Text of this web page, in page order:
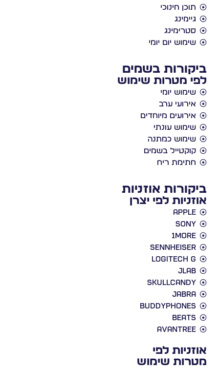
תוכן חינוכי
גיימינג
סטרימינג
שימוש יום יומי
ביקורות בשמים
לפי מטרות שימוש
שימוש יומי
אירועי ערב
אירועים מיוחדים
שימוש עונתי
שימוש כמתנה
קוקטייל בשמים
חתימת ריח
ביקורות אוזניות
אוזניות לפי יצרן
Apple
Sony
1More
Sennheiser
Logitech G
JLab
Skullcandy
Jabra
BuddyPhones
Beats
Avantree
אוזניות לפי
מטרות שימוש